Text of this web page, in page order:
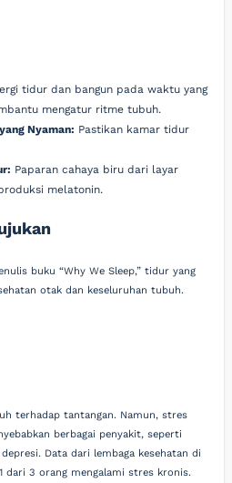
tidur dan bangun pada waktu yang
mengatur ritme tubuh.
Nyaman: Pastikan kamar tidur
Paparan cahaya biru dari layar
melatonin.
buku “Why We Sleep,” tidur yang
otak dan keseluruhan tubuh.
terhadap tantangan. Namun, stres
berbagai penyakit, seperti
Data dari lembaga kesehatan di
dari 3 orang mengalami stres kronis.